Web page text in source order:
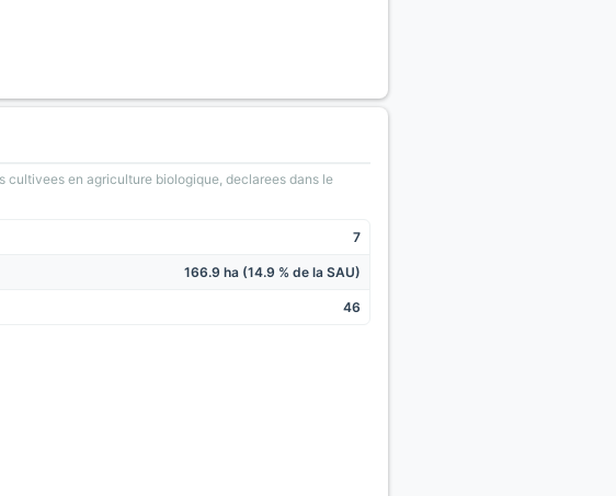
cultivees en agriculture biologique, declarees dans le
7
166.9 ha (14.9 % de la SAU)
46